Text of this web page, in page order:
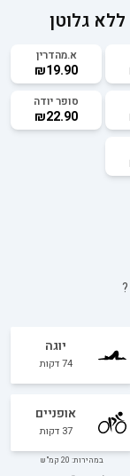
ללא גלוטן
א.מהדרין
₪19.90
סופר יודה
₪22.90
?
יוגה
74דקות
אופניים
37 דקות
במהירות: 20 קמ"ש